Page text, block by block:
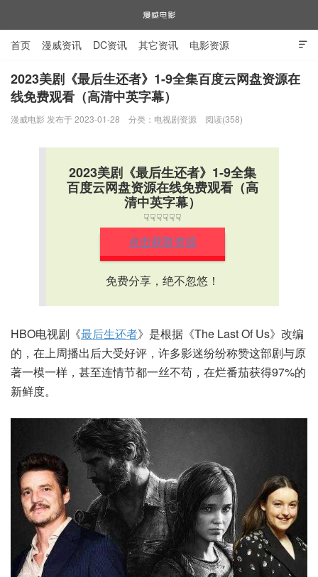
漫威电影

首页 漫威资讯 DC资讯 其它资讯 电影资源
电视剧资源 漫威图片
2023美剧《最后生还者》1-9全集百度云网盘资源在
线免费观看（高清中英字幕）
漫威电影 发布于 2023-01-28 分类： 电视剧资源 阅读(358)
2023美剧《最后生还者》1-9全集
百度云网盘资源在线免费观看（高
清中英字幕）
☟☟☟☟☟☟
点击获取资源
免费分享，绝不忽悠！
HBO电视剧《最后生还者》是根据《The Last Of Us》改编
的，在上周播出后大受好评，许多影迷纷纷称赞这部剧与原
著一模一样，甚至连情节都一丝不苟，在烂番茄获得97%的
新鲜度。